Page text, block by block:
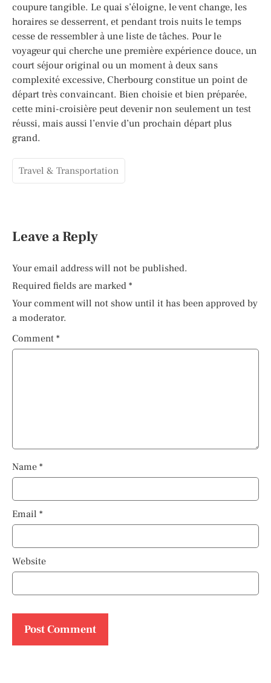
coupure tangible. Le quai s’éloigne, le vent change, les
horaires se desserrent, et pendant trois nuits le temps
cesse de ressembler à une liste de tâches. Pour le
voyageur qui cherche une première expérience douce, un
court séjour original ou un moment à deux sans
complexité excessive, Cherbourg constitue un point de
départ très convaincant. Bien choisie et bien préparée,
cette mini-croisière peut devenir non seulement un test
réussi, mais aussi l’envie d’un prochain départ plus
grand.
Travel & Transportation
Leave a Reply
Your email address will not be published.
Required fields are marked *
Your comment will not show until it has been approved by
a moderator.
Comment *
Name *
Email *
Website